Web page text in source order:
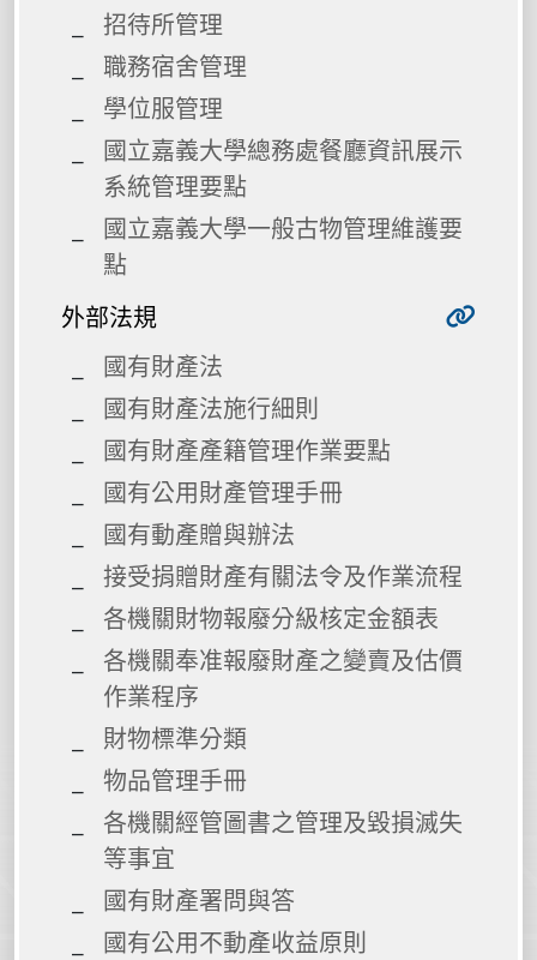
招待所管理
職務宿舍管理
學位服管理
國立嘉義大學總務處餐廳資訊展示
系統管理要點
國立嘉義大學一般古物管理維護要
點
外部法規
國有財產法
國有財產法施行細則
國有財產產籍管理作業要點
國有公用財產管理手冊
國有動產贈與辦法
接受捐贈財產有關法令及作業流程
各機關財物報廢分級核定金額表
各機關奉准報廢財產之變賣及估價
作業程序
財物標準分類
物品管理手冊
各機關經管圖書之管理及毀損滅失
等事宜
國有財產署問與答
國有公用不動產收益原則